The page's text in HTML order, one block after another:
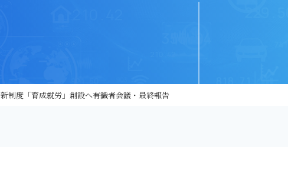
新制度「育成就労」創設へ――有識者会議・最終報告